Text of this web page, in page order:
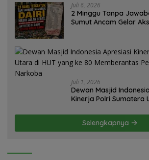
Juli 6, 2026
2 Minggu Tanpa
Sumut Ancam Gelar
Whisnu Hermawan
Juli 1, 2026
Dewan Masjid
Kinerja Polri Sumatera
Narkoba
Selengkapnya